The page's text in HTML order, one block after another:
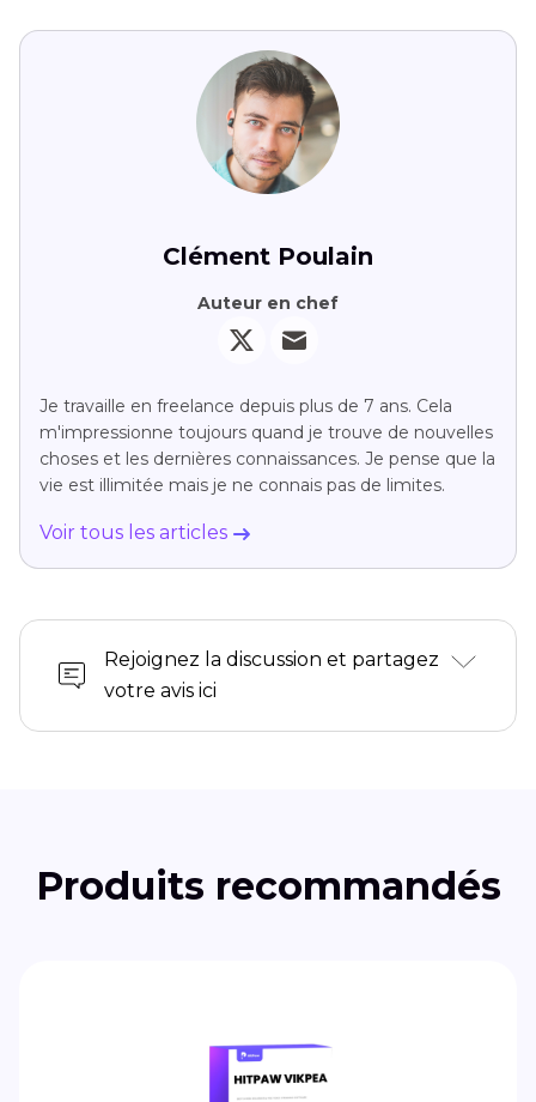
Clément Poulain
Auteur en chef
Je travaille en freelance depuis plus de 7 ans. Cela
m'impressionne toujours quand je trouve de nouvelles
choses et les dernières connaissances. Je pense que la
vie est illimitée mais je ne connais pas de limites.
Voir tous les articles
Rejoignez la discussion et partagez
votre avis ici
Produits recommandés